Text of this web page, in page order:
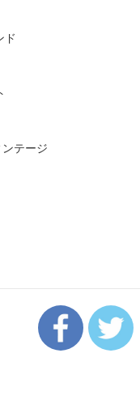
ド
ンテージ